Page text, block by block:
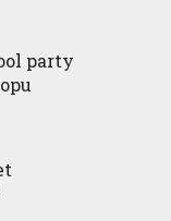
party